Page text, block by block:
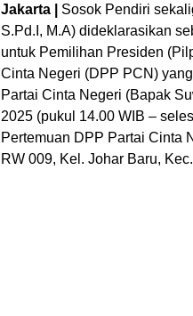
Jakarta | Sosok Pendiri
S.Pd.I, M.A) dideklarasikan
untuk Pemilihan Presiden
Cinta Negeri (DPP PCN)
Partai Cinta Negeri (Bapak
2025 (pukul 14.00 WIB –
Pertemuan DPP Partai Cinta
RW 009, Kel. Johar Baru,